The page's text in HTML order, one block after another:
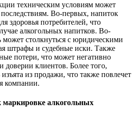
техническим условиям может
Во-первых, напиток
здоровья потребителей, что
алкогольных напитков. Во-
может столкнуться с юридическими
штрафы и судебные иски. Также
потери, что может негативно
доверии клиентов. Более того,
из продажи, что также повлечет
компании.
алкогольных